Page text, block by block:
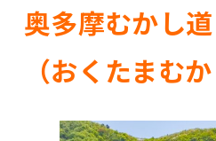
奥多摩むかし道
（おくたまむ